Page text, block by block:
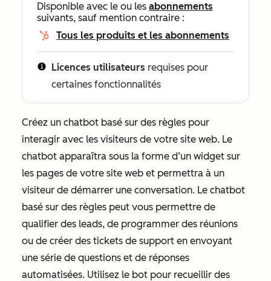
Disponible avec le ou les abonnements
suivants, sauf mention contraire :
Tous les produits et les abonnements
Licences utilisateurs requises pour
certaines fonctionnalités
Créez un chatbot basé sur des règles pour
interagir avec les visiteurs de votre site web. Le
chatbot apparaîtra sous la forme d’un widget sur
les pages de votre site web et permettra à un
visiteur de démarrer une conversation. Le chatbot
basé sur des règles peut vous permettre de
qualifier des leads, de programmer des réunions
ou de créer des tickets de support en envoyant
une série de questions et de réponses
automatisées. Utilisez le bot pour recueillir des